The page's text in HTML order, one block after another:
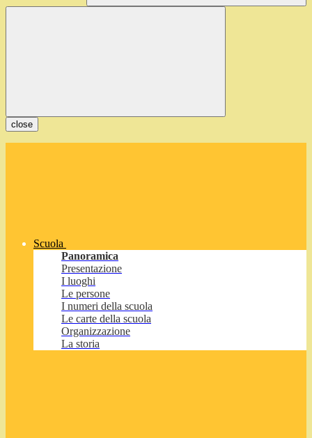
close
Scuola
Panoramica
Presentazione
I luoghi
Le persone
I numeri della scuola
Le carte della scuola
Organizzazione
La storia